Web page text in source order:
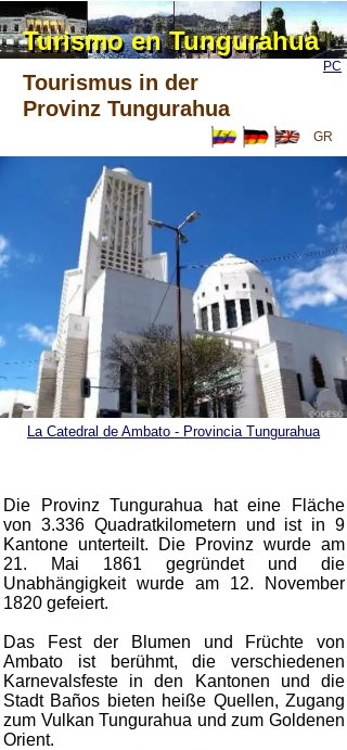
PC
Tourismus in der
Provinz Tungurahua
Turismo en Tungurahua
Turismo en Tungurahua
La Catedral de Ambato - Provincia Tungurahua
GR
Die Provinz Tungurahua hat eine Fläche
von 3.336 Quadratkilometern und ist in 9
Kantone unterteilt. Die Provinz wurde am
21. Mai 1861 gegründet und die
Unabhängigkeit wurde am 12. November
1820 gefeiert.
Das Fest der Blumen und Früchte von
Ambato ist berühmt, die verschiedenen
Karnevalsfeste in den Kantonen und die
Stadt Baños bieten heiße Quellen, Zugang
zum Vulkan Tungurahua und zum Goldenen
Orient.